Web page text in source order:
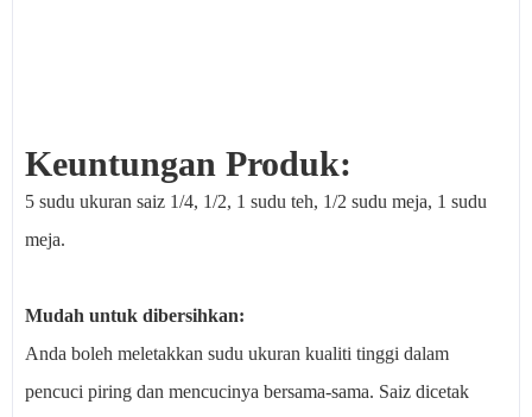
Keuntungan Produk:
5 sudu ukuran saiz 1/4, 1/2, 1 sudu teh, 1/2 sudu meja, 1 sudu
meja.
Mudah untuk dibersihkan:
Anda boleh meletakkan sudu ukuran kualiti tinggi dalam
pencuci piring dan mencucinya bersama-sama. Saiz dicetak